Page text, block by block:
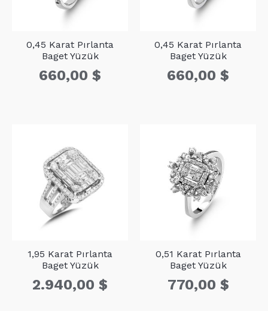
0,45 Karat Pırlanta
Baget Yüzük
660,00 $
0,45 Karat Pırlanta
Baget Yüzük
660,00 $
1,95 Karat Pırlanta
Baget Yüzük
2.940,00 $
0,51 Karat Pırlanta
Baget Yüzük
770,00 $